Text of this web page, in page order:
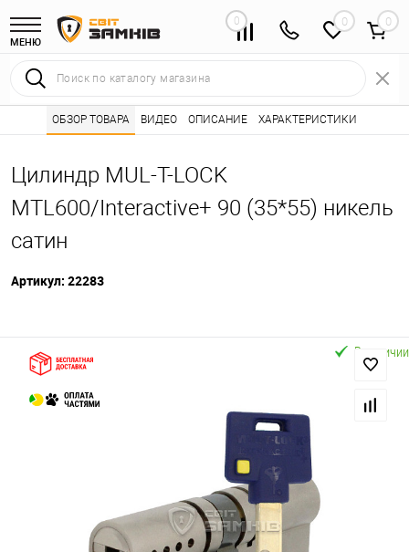
МЕНЮ
0 0
Интернет магазин замков Каталог товаров ⭐ • Сердцевины
Цилиндр MUL-T-LOCK
MTL600/Interactive+ 90 (35*55) никель
сатин
Артикул: 22283
ОБЗОР ТОВАРА ВИДЕО ОПИСАНИЕ ХАРАКТЕРИСТИКИ
В наличии